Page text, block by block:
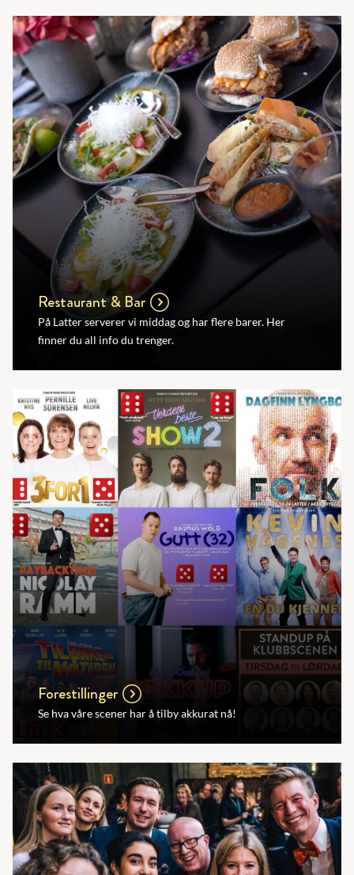
Restaurant & Bar
På Latter serverer vi middag og har flere barer. Her
finner du all info du trenger.
Forestillinger
Se hva våre scener har å tilby akkurat nå!